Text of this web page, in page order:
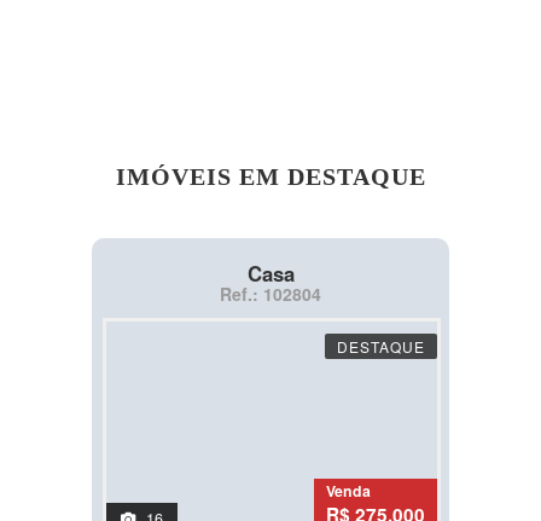
IMÓVEIS EM DESTAQUE
Casa
Ref.: 102804
DESTAQUE
Venda
R$ 275.000